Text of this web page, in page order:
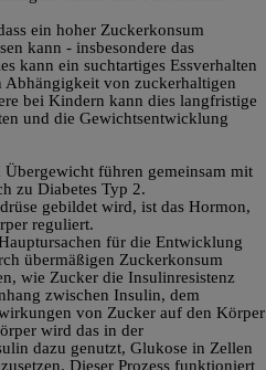
ein hoher Zuckerkonsum
kann - insbesondere das
kann ein suchtartiges Essverhalten
von zuckerhaltigen
bei Kindern kann dies langfristige
und die Gewichtsentwicklung
führen gemeinsam mit
zu Diabetes Typ 2.
gebildet wird, ist das Hormon,
reguliert.
für die Entwicklung
übermäßigen Zuckerkonsum
wie Zucker die Insulinresistenz
zwischen Insulin, dem
von Zucker auf den Körper
wird das in der
dazu genutzt, Glukose in Zellen
Dieser Prozess funktioniert